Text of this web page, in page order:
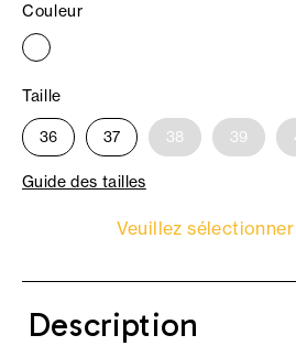
Couleur
Taille
36 37 38 39
Guide des tailles
Veuillez
Description